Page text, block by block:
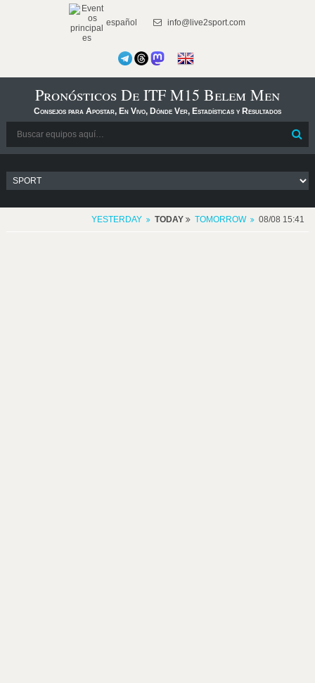
español info@live2sport.com
Pronósticos De ITF M15 Belem Men
Consejos para Apostar, En Vivo, Dónde Ver, Estadísticas y Resultados
YESTERDAY TODAY TOMORROW 08/08 15:41